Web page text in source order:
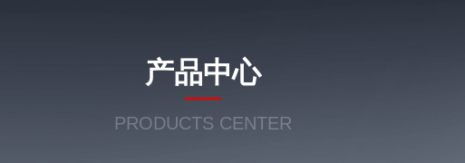
产品中心
PRODUCTS CENTER